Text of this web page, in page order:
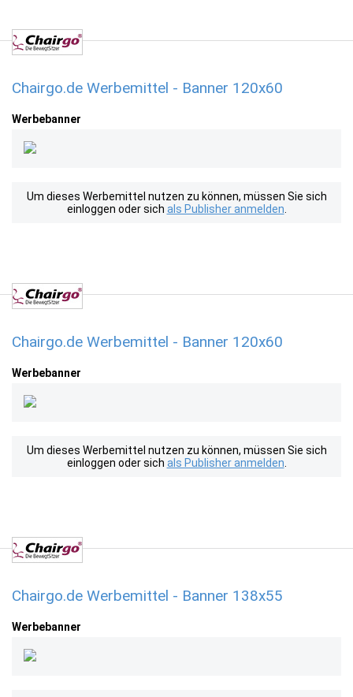
Chairgo.de Werbemittel - Banner 120x60
Werbebanner
Um dieses Werbemittel nutzen zu können, müssen Sie sich
einloggen oder sich als Publisher anmelden
Chairgo.de Werbemittel - Banner 120x60
Werbebanner
Um dieses Werbemittel nutzen zu können, müssen Sie sich
einloggen oder sich als Publisher anmelden
Chairgo.de Werbemittel - Banner 138x55
Werbebanner